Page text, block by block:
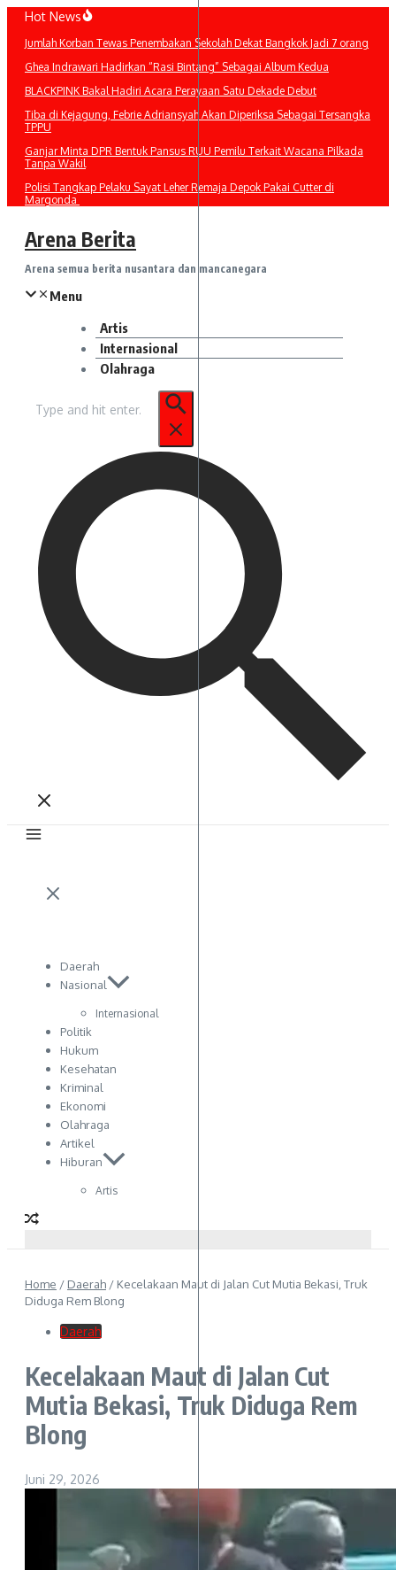
Lewati
konten
Hot News
Jumlah Korban Tewas Penembakan Sekolah Dekat Bangkok Jadi 7 orang
Ghea Indrawari Hadirkan “Rasi Bintang” Sebagai Album Kedua
BLACKPINK Bakal Hadiri Acara Perayaan Satu Dekade Debut
Tiba di Kejagung, Febrie Adriansyah Akan Diperiksa Sebagai Tersangka
TPPU
Ganjar Minta DPR Bentuk Pansus RUU Pemilu Terkait Wacana Pilkada
Tanpa Wakil
Polisi Tangkap Pelaku Sayat Leher Remaja Depok Pakai Cutter di
Margonda
Arena Berita
Arena semua berita nusantara dan mancanegara
Menu
Artis
Internasional
Olahraga
untuk:
Daerah
Nasional
Internasional
Politik
Hukum
Kesehatan
Kriminal
Ekonomi
Olahraga
Artikel
Hiburan
Artis
Home / Daerah / Kecelakaan Maut di Jalan Cut Mutia Bekasi, Truk
Diduga Rem Blong
Daerah
Kecelakaan Maut di Jalan Cut
Mutia Bekasi, Truk Diduga Rem
Blong
Juni 29, 2026